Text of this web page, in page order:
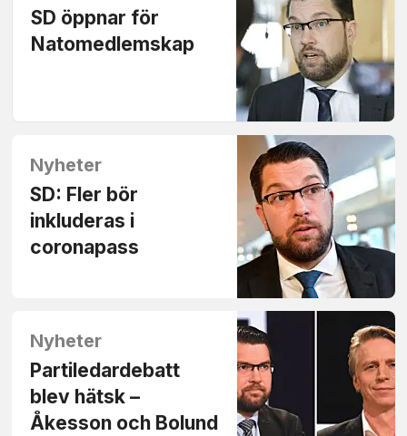
SD öppnar för
Natomedlemskap
Nyheter
SD: Fler bör
inkluderas i
coronapass
Nyheter
Partiledardebatt
blev hätsk –
Åkesson och Bolund